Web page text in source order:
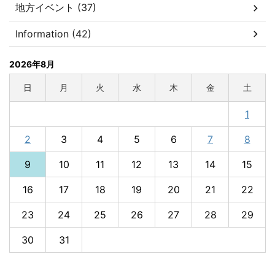
地方イベント (37)
Information (42)
2026年8月
日 月 火 水 木 金 土
1
2 3 4 5 6 7 8
9 10 11 12 13 14 15
16 17 18 19 20 21 22
23 24 25 26 27 28 29
30 31